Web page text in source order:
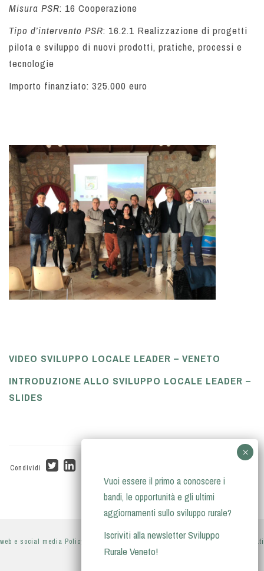
Misura PSR: 16 Cooperazione
Tipo d’intervento PSR: 16.2.1 Realizzazione di progetti
pilota e sviluppo di nuovi prodotti, pratiche, processi e
tecnologie
Importo finanziato: 325.000 euro
VIDEO SVILUPPO LOCALE LEADER – VENETO
INTRODUZIONE ALLO SVILUPPO LOCALE LEADER –
SLIDES
Condividi
web e social media Policy privacy policy- informativa sul trattamento dei dati
personali
Vuoi essere il primo a conoscere i
bandi, le opportunità e gli ultimi
aggiornamenti sullo sviluppo rurale?
Iscriviti alla newsletter Sviluppo
Rurale Veneto!